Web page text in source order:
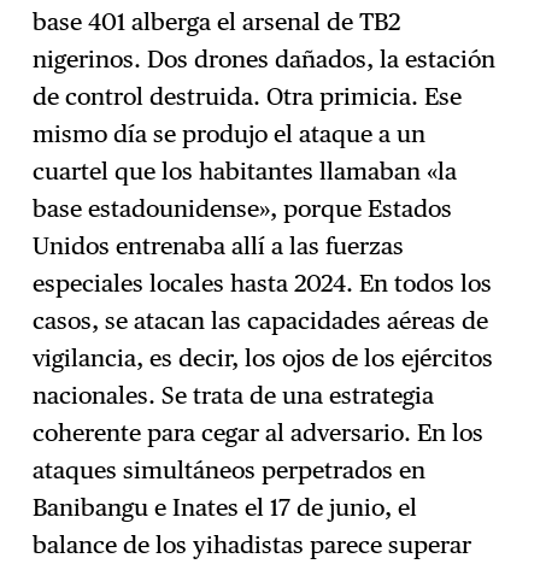
base 401 alberga el arsenal de TB2
nigerinos. Dos drones dañados, la estación
de control destruida. Otra primicia. Ese
mismo día se produjo el ataque a un
cuartel que los habitantes llamaban «la
base estadounidense», porque Estados
Unidos entrenaba allí a las fuerzas
especiales locales hasta 2024. En todos los
casos, se atacan las capacidades aéreas de
vigilancia, es decir, los ojos de los ejércitos
nacionales. Se trata de una estrategia
coherente para cegar al adversario. En los
ataques simultáneos perpetrados en
Banibangu e Inates el 17 de junio, el
balance de los yihadistas parece superar